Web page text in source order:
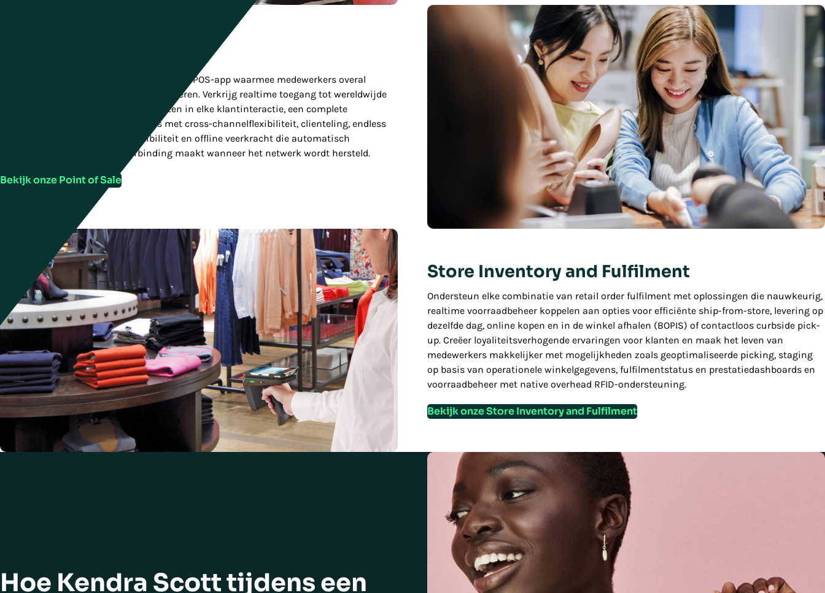
Moderniseer winkels met één cloud-native POS-app waarmee medewerkers overal
kunnen verkopen, fulfllen en communiceren. Verkrijg realtime toegang tot wereldwijde
netwerkbeschikbaarheid, 360°-inzichten in elke klantinteractie, een complete
productcatalogus, omnicartfuncties met cross-channelflexibiliteit, clienteling, endless
aisle, geavanceerde betalingsflexibiliteit en offline veerkracht die automatisch
synchroniseert en opnieuw verbinding maakt wanneer het netwerk wordt hersteld.
Bekijk onze Point of Sale
Store Inventory and Fulfilment
Ondersteun elke combinatie van retail order fulfilment met oplossingen die nauwkeurig,
realtime voorraadbeheer koppelen aan opties voor efficiënte ship-from-store, levering op
dezelfde dag, online kopen en in de winkel afhalen (BOPIS) of contactloos curbside pick-
up. Creëer loyaliteitsverhogende ervaringen voor klanten en maak het leven van
medewerkers makkelijker met mogelijkheden zoals geoptimaliseerde picking, staging
op basis van operationele winkelgegevens, fulfilmentstatus en prestatiedashboards en
voorraadbeheer met native overhead RFID-ondersteuning.
Bekijk onze Store Inventory and Fulfilment
Hoe Kendra Scott tijdens een